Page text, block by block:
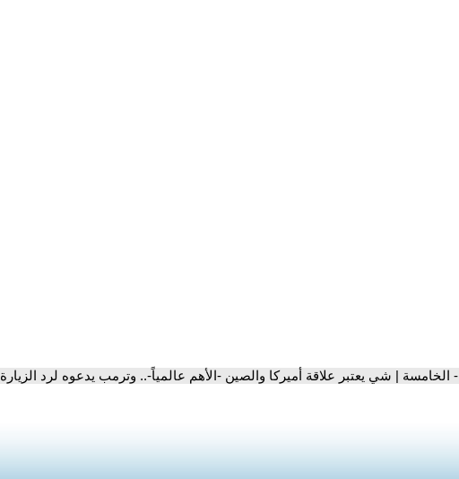
- الخامسة | شي يعتبر علاقة أميركا والصين -الأهم عالمياً-.. وترمب يدعوه لرد الزيارة